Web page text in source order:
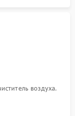
воздуха.